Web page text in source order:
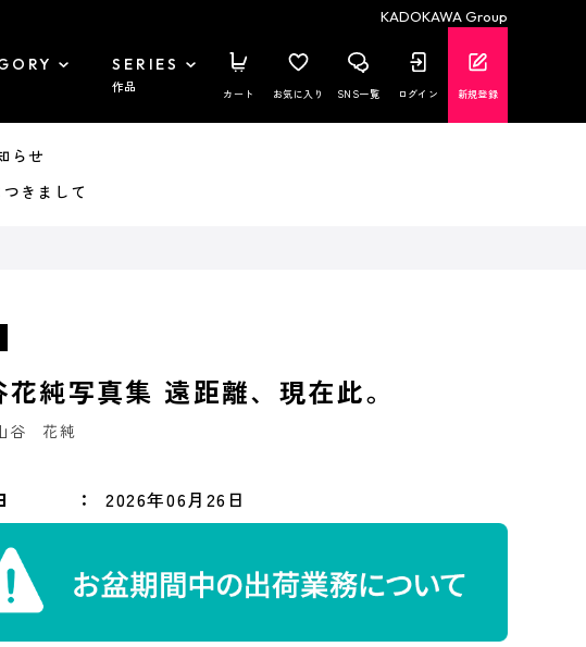
KADOKAWA Group
SERIES
作品 カート お気に入り SNS一覧 ログイン 新規登録
らせ
きまして
花純写真集 遠距離、現在此。
谷 花純
2026年06月26日